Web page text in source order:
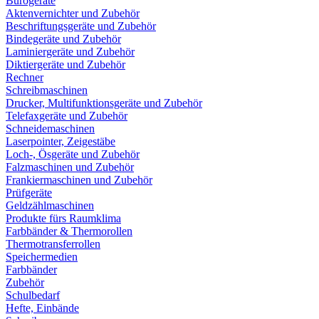
Aktenvernichter und Zubehör
Beschriftungsgeräte und Zubehör
Bindegeräte und Zubehör
Laminiergeräte und Zubehör
Diktiergeräte und Zubehör
Rechner
Schreibmaschinen
Drucker, Multifunktionsgeräte und Zubehör
Telefaxgeräte und Zubehör
Schneidemaschinen
Laserpointer, Zeigestäbe
Loch-, Ösgeräte und Zubehör
Falzmaschinen und Zubehör
Frankiermaschinen und Zubehör
Prüfgeräte
Geldzählmaschinen
Produkte fürs Raumklima
Farbbänder & Thermorollen
Thermotransferrollen
Speichermedien
Farbbänder
Zubehör
Schulbedarf
Hefte, Einbände